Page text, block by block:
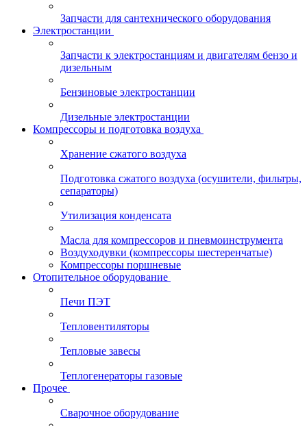
Запчасти для сантехнического оборудования
Электростанции
Запчасти к электростанциям и двигателям бензо и
дизельным
Бензиновые электростанции
Дизельные электростанции
Компрессоры и подготовка воздуха
Хранение сжатого воздуха
Подготовка сжатого воздуха (осушители, фильтры,
сепараторы)
Утилизация конденсата
Масла для компрессоров и пневмоинструмента
Воздуходувки (компрессоры шестеренчатые)
Компрессоры поршневые
Отопительное оборудование
Печи ПЭТ
Тепловентиляторы
Тепловые завесы
Теплогенераторы газовые
Прочее
Сварочное оборудование